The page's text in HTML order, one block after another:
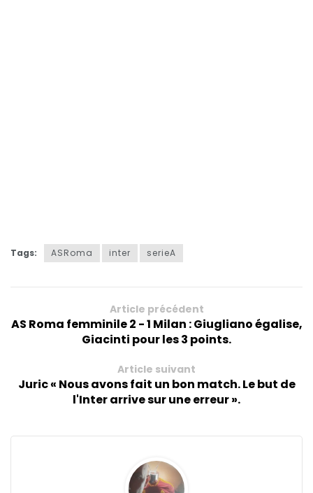
Tags: ASRoma inter serieA
Article précédent
AS Roma femminile 2 - 1 Milan : Giugliano égalise,
Giacinti pour les 3 points.
Article suivant
Juric « Nous avons fait un bon match. Le but de
l'Inter arrive sur une erreur ».